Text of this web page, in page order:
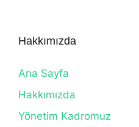
Hakkımızda
Ana Sayfa
Hakkımızda
Yönetim Kadromuz